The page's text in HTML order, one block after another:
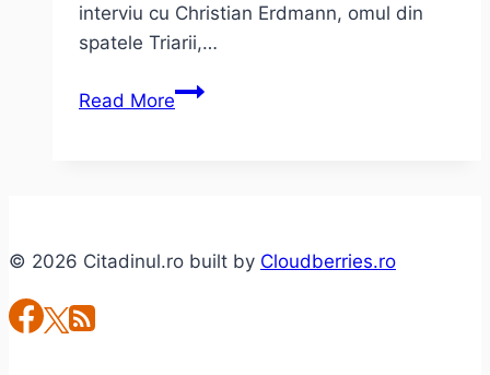
interviu cu Christian Erdmann, omul din
spatele Triarii,…
Read MoreChristian
destul
© 2026 Citadinul.ro built by Cloudberries.ro